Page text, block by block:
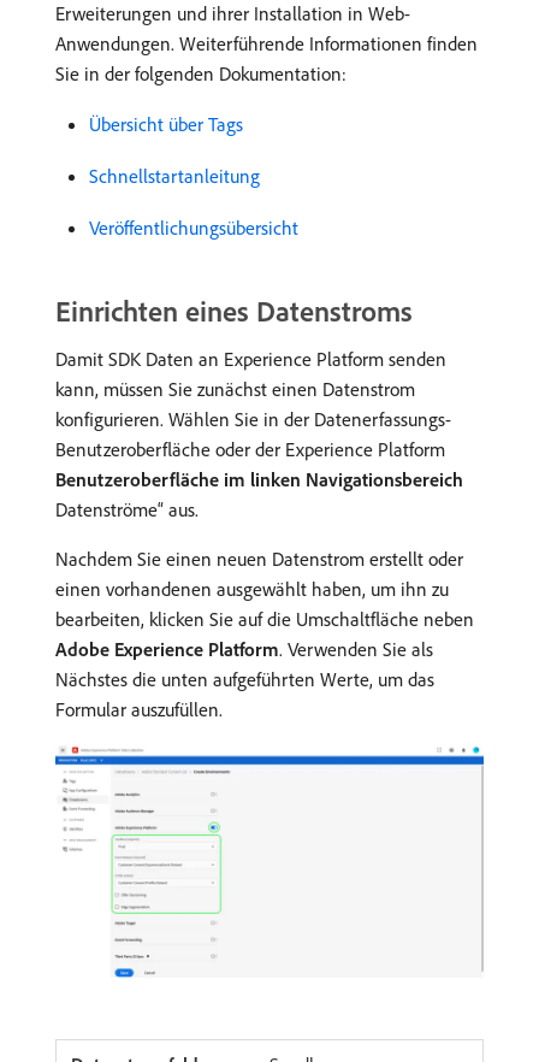
Erweiterungen und ihrer Installation in Web-
Anwendungen. Weiterführende Informationen finden
Sie in der folgenden Dokumentation:
Übersicht über Tags
Schnellstartanleitung
Veröffentlichungsübersicht
Einrichten eines Datenstroms
Damit SDK Daten an Experience Platform senden
kann, müssen Sie zunächst einen Datenstrom
konfigurieren. Wählen Sie in der Datenerfassungs-
Benutzeroberfläche oder der Experience Platform
Benutzeroberfläche im linken Navigationsbereich
Datenströme“ aus.
Nachdem Sie einen neuen Datenstrom erstellt oder
einen vorhandenen ausgewählt haben, um ihn zu
bearbeiten, klicken Sie auf die Umschaltfläche neben
Adobe Experience Platform. Verwenden Sie als
Nächstes die unten aufgeführten Werte, um das
Formular auszufüllen.